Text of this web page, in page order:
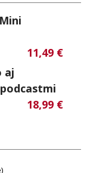
11,49 €
aj
18,99 €